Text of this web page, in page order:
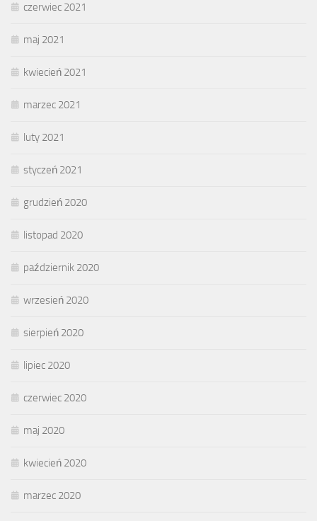
czerwiec 2021
maj 2021
kwiecień 2021
marzec 2021
luty 2021
styczeń 2021
grudzień 2020
listopad 2020
październik 2020
wrzesień 2020
sierpień 2020
lipiec 2020
czerwiec 2020
maj 2020
kwiecień 2020
marzec 2020